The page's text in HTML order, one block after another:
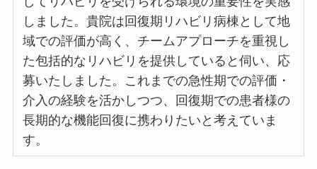
しました。貴院は回復期リハビリ病棟として地
域での評価が高く、チームアプローチを重視し
た包括的なリハビリを提供していると伺い、応
募いたしました。これまでの急性期での評価・
介入の経験を活かしつつ、回復期での患者様の
長期的な機能回復に携わりたいと考えていま
す。